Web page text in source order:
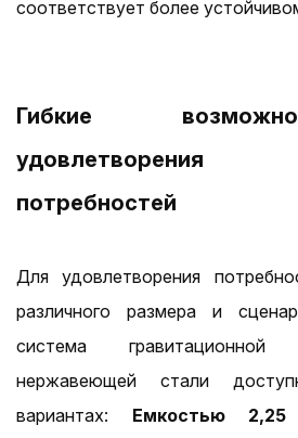
соответствует более
Гибкие
удовлетворения
потребностей
Для удовлетворения
различного размера и
система
нержавеющей стали
вариантах: Емкостью